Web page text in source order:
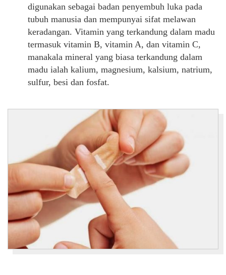
digunakan sebagai badan penyembuh luka pada
tubuh manusia dan mempunyai sifat melawan
keradangan. Vitamin yang terkandung dalam madu
termasuk vitamin B, vitamin A, dan vitamin C,
manakala mineral yang biasa terkandung dalam
madu ialah kalium, magnesium, kalsium, natrium,
sulfur, besi dan fosfat.